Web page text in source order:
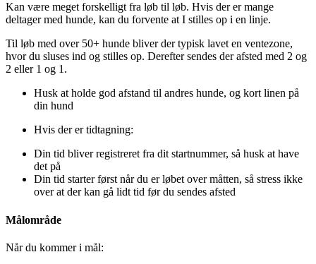
Kan være meget forskelligt fra løb til løb. Hvis der er mange
deltager med hunde, kan du forvente at I stilles op i en linje.
Til løb med over 50+ hunde bliver der typisk lavet en ventezone,
hvor du sluses ind og stilles op. Derefter sendes der afsted med 2 og
2 eller 1 og 1.
Husk at holde god afstand til andres hunde, og kort linen på
din hund
Hvis der er tidtagning:
Din tid bliver registreret fra dit startnummer, så husk at have
det på
Din tid starter først når du er løbet over måtten, så stress ikke
over at der kan gå lidt tid før du sendes afsted
Målområde
Når du kommer i mål: